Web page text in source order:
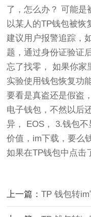
了，怎么办？ 可能是
以某人的TP钱包被恢
建议用户报警追踪，
题，通过身份证验证
忘了找零， 如果你家
实验使用钱包恢复功
要看是真盗还是假盗
电子钱包，不然以后
异， EOS， 3.钱包
价值，im下载，要么
如果在TP钱包中点击
上一篇：TP 钱包转